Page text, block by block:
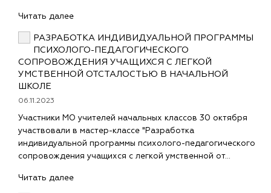
Читать далее
РАЗРАБОТКА ИНДИВИДУАЛЬНОЙ ПРОГРАММЫ
ПСИХОЛОГО-ПЕДАГОГИЧЕСКОГО
СОПРОВОЖДЕНИЯ УЧАЩИХСЯ С ЛЕГКОЙ
УМСТВЕННОЙ ОТСТАЛОСТЬЮ В НАЧАЛЬНОЙ
ШКОЛЕ
06.11.2023
Участники МО учителей начальных классов 30 октября
участвовали в мастер-классе "Разработка
индивидуальной программы психолого-педагогического
сопровождения учащихся с легкой умственной от…
Читать далее